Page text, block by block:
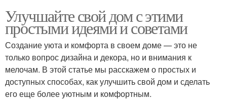
Улучшайте свой дом с этими
простыми идеями и советами
Создание уюта и комфорта в своем доме — это не
только вопрос дизайна и декора, но и внимания к
мелочам. В этой статье мы расскажем о простых и
доступных способах, как улучшить свой дом и сделать
его еще более уютным и комфортным.